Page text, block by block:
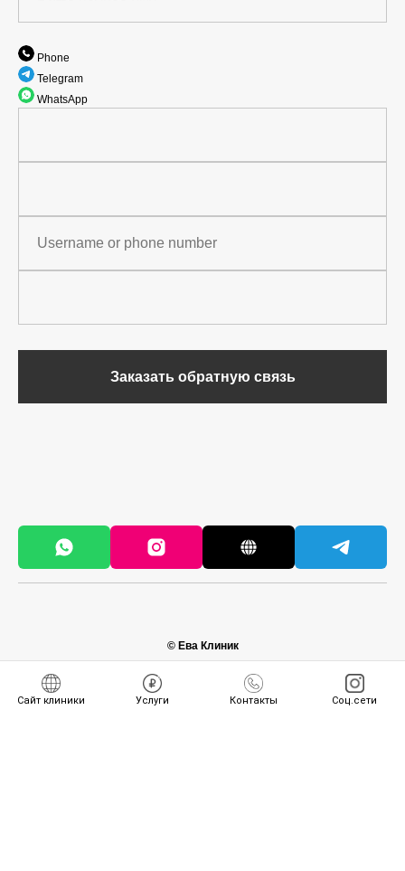
Сайт клиники Услуги Контакты Соц.сети
Phone
Telegram
WhatsApp
Заказать обратную связь
© Ева Клиник